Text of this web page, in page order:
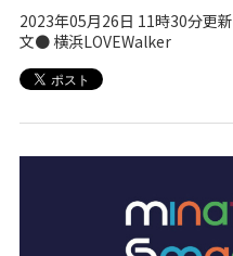
2023年05月26日 11時30分更新
文● 横浜LOVEWalker